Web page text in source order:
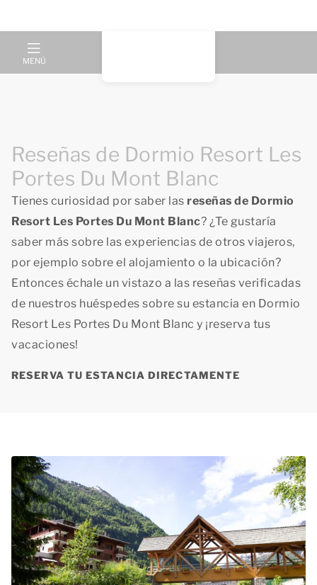
MENÚ
Reseñas de Dormio Resort Les
Portes Du Mont Blanc
Tienes curiosidad por saber las reseñas de Dormio
Resort Les Portes Du Mont Blanc? ¿Te gustaría
saber más sobre las experiencias de otros viajeros,
por ejemplo sobre el alojamiento o la ubicación?
Entonces échale un vistazo a las reseñas verificadas
de nuestros huéspedes sobre su estancia en Dormio
Resort Les Portes Du Mont Blanc y ¡reserva tus
vacaciones!
RESERVA TU ESTANCIA DIRECTAMENTE